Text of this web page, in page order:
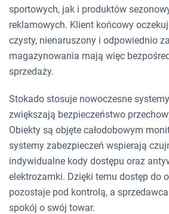
sportowych, jak i produktów
reklamowych. Klient końcowy
czysty, nienaruszony i odpowiednio
magazynowania mają więc
sprzedaży.
Stokado stosuje nowoczesne
zwiększają bezpieczeństwo
Obiekty są objęte całodobowym
systemy zabezpieczeń wspierają
indywidualne kody dostępu oraz
elektrozamki. Dzięki temu dostęp do
pozostaje pod kontrolą, a
spokój o swój towar.